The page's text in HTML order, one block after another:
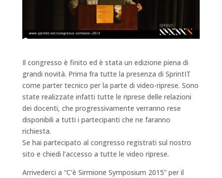
Il congresso è finito ed è stata un edizione piena di
grandi novità. Prima fra tutte la presenza di SprintIT
come parter tecnico per la parte di video-riprese. Sono
state realizzate infatti tutte le riprese delle relazioni
dei docenti, che progressivamente verranno rese
disponibili a tutti i partecipanti che ne faranno
richiesta.
Se hai partecipato al congresso registrati sul nostro
sito e chiedi l’accesso a tutte le video riprese.
Arrivederci a “C’è Sirmione Symposium 2015” per il